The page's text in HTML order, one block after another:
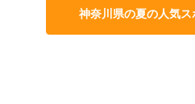
神奈川県の夏の人気